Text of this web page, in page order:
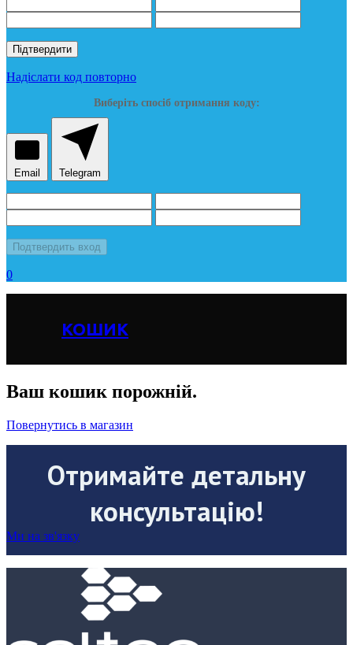
Підтвердити
Надіслати код повторно
Виберіть спосіб отримання коду:
Email Telegram
Подтвердить вход
0
КОШИК
Ваш кошик порожній.
Повернутись в магазин
Отримайте детальну
консультацію!
Ми на зв'язку